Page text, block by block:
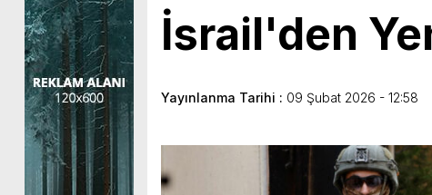
İsrail'den
Yayınlanma Tarihi : 09 Şubat 2026 - 12:58